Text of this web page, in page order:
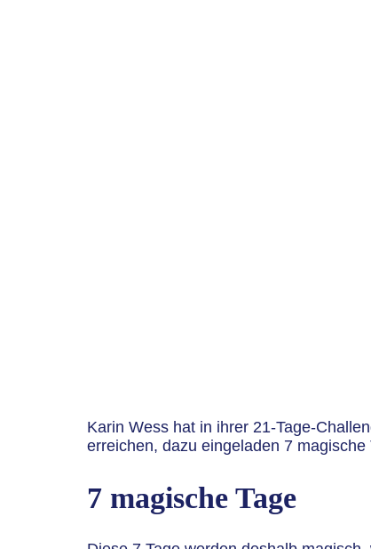
Karin Wess hat in ihrer 21-Tage-
erreichen, dazu eingeladen 7 magische
7 magische Tage